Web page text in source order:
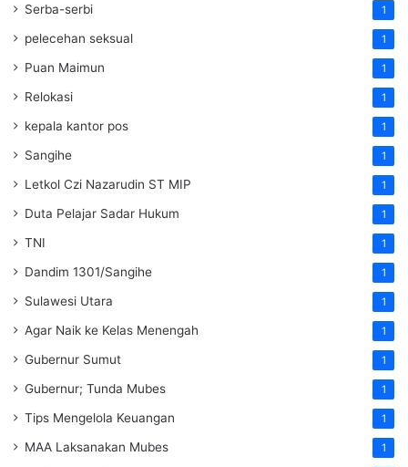
Serba-serbi 1
pelecehan seksual 1
Puan Maimun 1
Relokasi 1
kepala kantor pos 1
Sangihe 1
Letkol Czi Nazarudin ST MIP 1
Duta Pelajar Sadar Hukum 1
TNI 1
Dandim 1301/Sangihe 1
Sulawesi Utara 1
Agar Naik ke Kelas Menengah 1
Gubernur Sumut 1
Gubernur; Tunda Mubes 1
Tips Mengelola Keuangan 1
MAA Laksanakan Mubes 1